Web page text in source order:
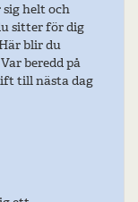
helt och
sitter för dig
blir du
beredd på
till nästa dag